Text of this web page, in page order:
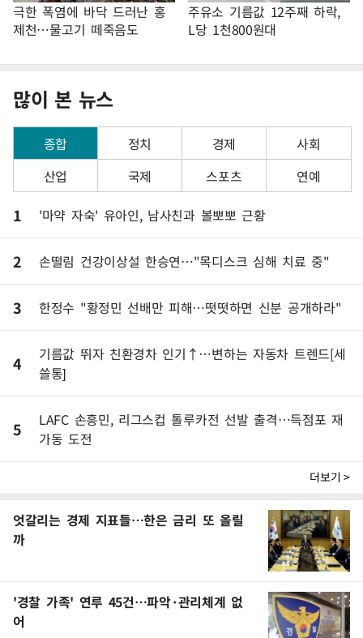
극한 폭염에 바닥 드러난 홍
제천…물고기 떼죽음도
주유소 기름값 12주째 하락,
L당 1천800원대
많이 본 뉴스
종합 정치 경제
사회
산업
국제 스포츠 연예
1 '마약 자숙' 유아인, 남사친과 볼뽀뽀 근황
2 손떨림 건강이상설 한승연…"목디스크 심해 치료 중"
3 한정수 "황정민 선배만 피해…떳떳하면 신분 공개하라"
4
기름값 뛰자 친환경차 인기↑…변하는 자동차 트렌드[세
쓸통]
5
LAFC 손흥민, 리그스컵 톨루카전 선발 출격…득점포 재
가동 도전
더보기 >
엇갈리는 경제 지표들…한은 금리 또 올릴
까
'경찰 가족' 연루 45건…파악·관리체계 없
어